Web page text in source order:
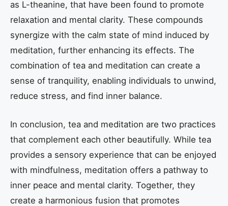
as L-theanine, that have been found to promote
relaxation and mental clarity. These compounds
synergize with the calm state of mind induced by
meditation, further enhancing its effects. The
combination of tea and meditation can create a
sense of tranquility, enabling individuals to unwind,
reduce stress, and find inner balance.
In conclusion, tea and meditation are two practices
that complement each other beautifully. While tea
provides a sensory experience that can be enjoyed
with mindfulness, meditation offers a pathway to
inner peace and mental clarity. Together, they
create a harmonious fusion that promotes